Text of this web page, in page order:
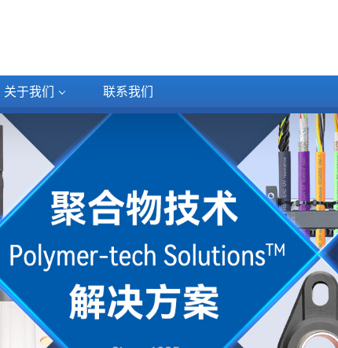
关于我们 联系我们